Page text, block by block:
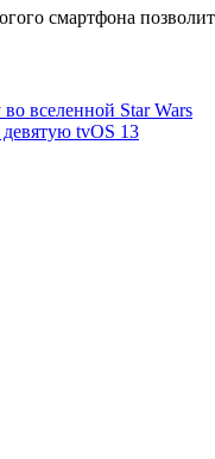
смартфона
вселенной Star Wars
tvOS 13